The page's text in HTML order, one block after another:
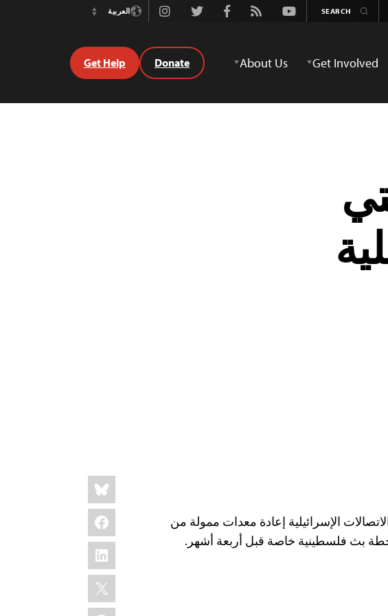
Youtube
Rss
Facebook
Twitter
Instagramالعربية
Switch
Get Involved
About Us
Donate
Get Help
Share
this:
Bluesky
Facebook
LinkedIn
X
الإسرائيلية إعادة معدات ممولة من
بث فلسطينية خاصة قبل أربعة أشهر.